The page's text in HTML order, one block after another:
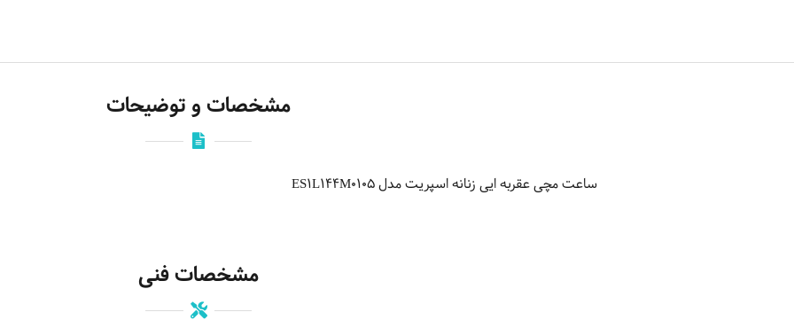
مشخصات و توضیحات
ساعت مچی عقربه ایی زنانه اسپریت مدل ES1L144M0105
مشخصات فنی